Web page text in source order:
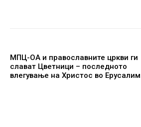
МПЦ-ОА и православните цркви ги
слават Цветници – последното
влегување на Христос во Ерусалим